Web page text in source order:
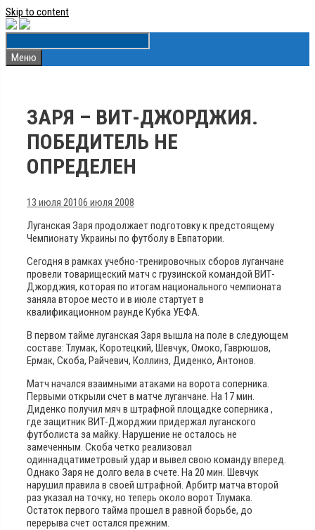
Skip to content
Меню
ЗАРЯ – ВИТ-ДЖОРДЖИЯ.
ПОБЕДИТЕЛЬ НЕ
ОПРЕДЕЛЕН
13 июля 20106 июля 2008
Луганская Заря продолжает подготовку к предстоящему
Чемпионату Украины по футболу в Евпатории.
Сегодня в рамках учебно-тренировочных сборов луганчане
провели товарищеский матч с грузинской командой ВИТ-
Джорджия, которая по итогам национального чемпионата
заняла второе место и в июле стартует в
квалификационном раунде Кубка УЕФА.
В первом тайме луганская Заря вышла на поле в следующем
составе: Тлумак, Коротецкий, Шевчук, Омоко, Гаврюшов,
Ермак, Скоба, Райчевич, Коллинз, Диденко, Антонов.
Матч начался взаимными атаками на ворота соперника.
Первыми открыли счет в матче луганчане. На 17 мин.
Диденко получил мяч в штрафной площадке соперника ,
где защитник ВИТ-Джорджии придержал луганского
футболиста за майку. Нарушение не осталось не
замеченным. Скоба четко реализовал
одиннадцатиметровый удар и вывел свою команду вперед.
Однако Заря не долго вела в счете. На 20 мин. Шевчук
нарушил правила в своей штрафной. Арбитр матча второй
раз указал на точку, но теперь около ворот Тлумака.
Остаток первого тайма прошел в равной борьбе, до
перерыва счет остался прежним.